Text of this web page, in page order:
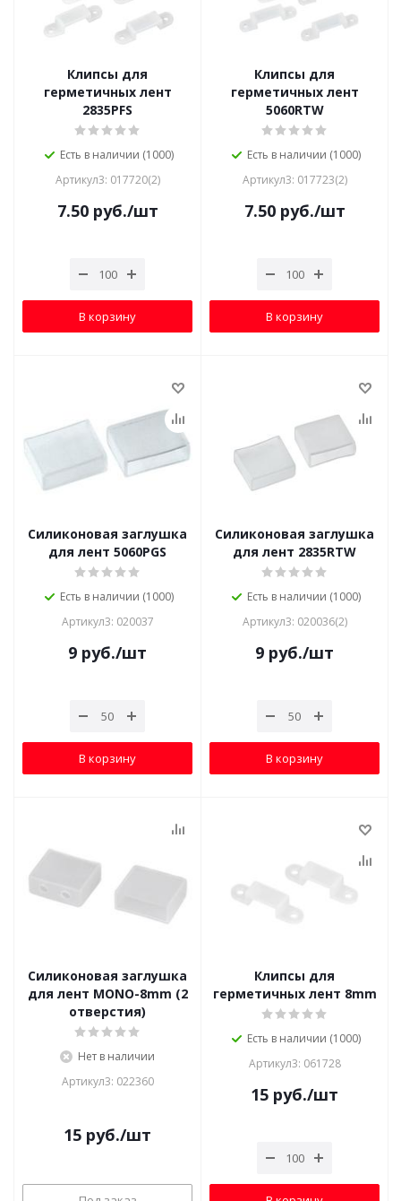
Клипсы для
герметичных лент
2835PFS
Есть в наличии (1000)
Артикул3: 017720(2)
7.50руб./шт
В корзину
Клипсы для
герметичных лент
5060RTW
Есть в наличии (1000)
Артикул3: 017723(2)
7.50руб./шт
В корзину
Силиконовая заглушка
для лент 5060PGS
Есть в наличии (1000)
Артикул3: 020037
9 руб./шт
В корзину
Силиконовая заглушка
для лент 2835RTW
Есть в наличии (1000)
Артикул3: 020036(2)
9 руб./шт
В корзину
Силиконовая заглушка
для лент MONO-8mm (2
отверстия)
Нет в наличии
Артикул3: 022360
15 руб./шт
Клипсы для
герметичных лент 8mm
Есть в наличии (1000)
Артикул3: 061728
15 руб./шт